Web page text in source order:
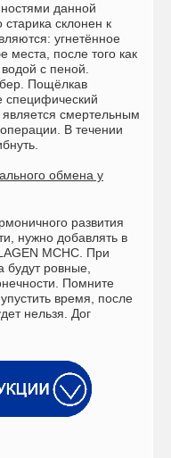
данной
склонен к
угнетённое
места, после того как
с пеной.
Пощёлкав
специфический
смертельным
В течении
обмена у
развития
нужно добавлять в
MCHC. При
будут ровные,
Помните
время, после
нельзя. Дог